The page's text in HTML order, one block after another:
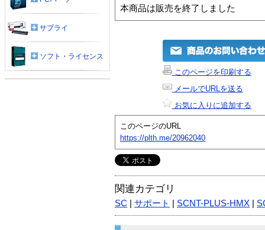
本商品は販売を終了しました
このページを印刷する
メールでURLを送る
お気に入りに追加する
このページのURL
https://plth.me/20962040
関連カテゴリ
SC サポート SCNT-PLUS-HMX
サプライ
ソフト・ライセンス